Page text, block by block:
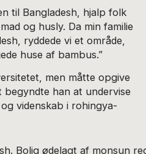
til Bangladesh, hjalp folk
og husly. Da min familie
ryddede vi et område,
huse af bambus.”
men måtte opgive
begyndte han at undervise
videnskab i rohingya-